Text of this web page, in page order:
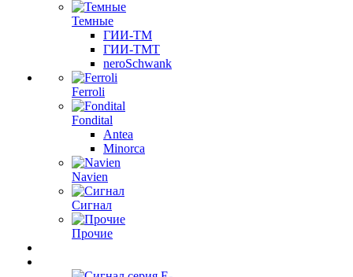
Темные
ГИИ-ТМ
ГИИ-ТМТ
neroSchwank
Ferroli
Fondital
Antea
Minorca
Navien
Сигнал
Прочие